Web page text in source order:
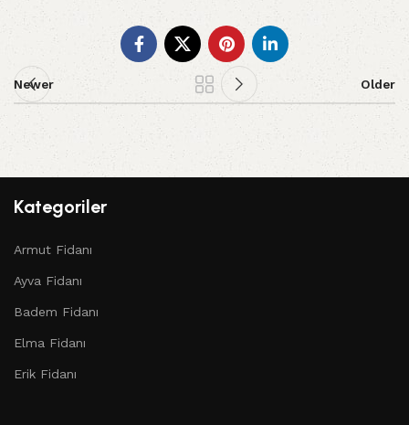
Newer Older
Kategoriler
Armut Fidanı
Ayva Fidanı
Badem Fidanı
Elma Fidanı
Erik Fidanı